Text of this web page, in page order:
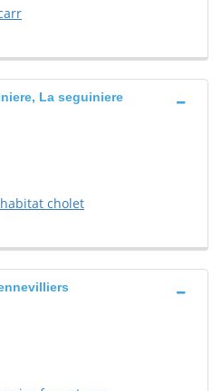
La seguiniere
habitat cholet